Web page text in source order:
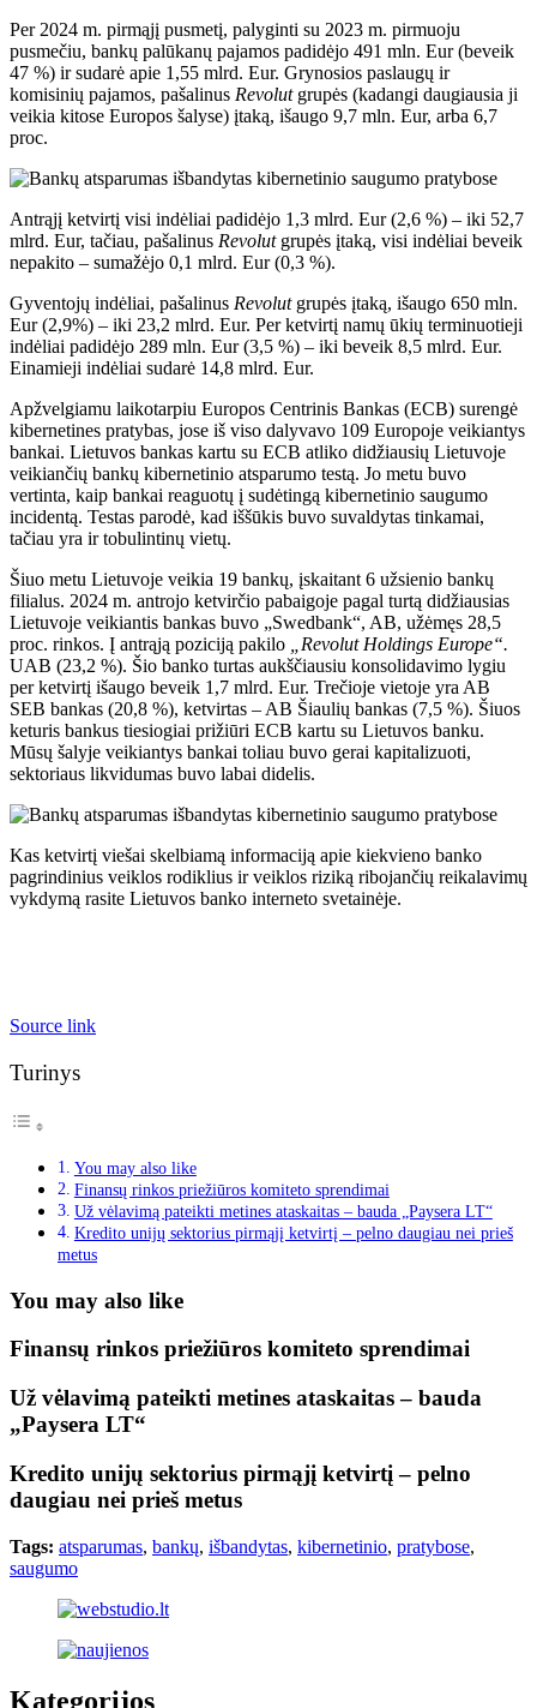
Per 2024 m. pirmąjį pusmetį, palyginti su 2023 m. pirmuoju
pusmečiu, bankų palūkanų pajamos padidėjo 491 mln. Eur (beveik
47 %) ir sudarė apie 1,55 mlrd. Eur. Grynosios paslaugų ir
komisinių pajamos, pašalinus Revolut grupės (kadangi daugiausia ji
veikia kitose Europos šalyse) įtaką, išaugo 9,7 mln. Eur, arba 6,7
proc.
Antrąjį ketvirtį visi indėliai padidėjo 1,3 mlrd. Eur (2,6 %) – iki 52,7
mlrd. Eur, tačiau, pašalinus Revolutgrupės įtaką, visi indėliai beveik
nepakito – sumažėjo 0,1 mlrd. Eur (0,3 %).
Gyventojų indėliai, pašalinus Revolut grupės įtaką, išaugo 650 mln.
Eur (2,9%) – iki 23,2 mlrd. Eur. Per ketvirtį namų ūkių terminuotieji
indėliai padidėjo 289 mln. Eur (3,5 %) – iki beveik 8,5 mlrd. Eur.
Einamieji indėliai sudarė 14,8 mlrd. Eur.
Apžvelgiamu laikotarpiu Europos Centrinis Bankas (ECB) surengė
kibernetines pratybas, jose iš viso dalyvavo 109 Europoje veikiantys
bankai. Lietuvos bankas kartu su ECB atliko didžiausių Lietuvoje
veikiančių bankų kibernetinio atsparumo testą. Jo metu buvo
vertinta, kaip bankai reaguotų į sudėtingą kibernetinio saugumo
incidentą. Testas parodė, kad iššūkis buvo suvaldytas tinkamai,
tačiau yra ir tobulintinų vietų.
Šiuo metu Lietuvoje veikia 19 bankų, įskaitant 6 užsienio bankų
filialus. 2024 m. antrojo ketvirčio pabaigoje pagal turtą didžiausias
Lietuvoje veikiantis bankas buvo „Swedbank“, AB, užėmęs 28,5
proc. rinkos. Į antrąją poziciją pakilo
„Revolut Holdings Europe“.
UAB (23,2 %). Šio banko turtas aukščiausiu konsolidavimo lygiu
per ketvirtį išaugo beveik 1,7 mlrd. Eur. Trečioje vietoje yra AB
SEB bankas (20,8 %), ketvirtas – AB Šiaulių bankas (7,5 %). Šiuos
keturis bankus tiesiogiai prižiūri ECB kartu su Lietuvos banku.
Mūsų šalyje veikiantys bankai toliau buvo gerai kapitalizuoti,
sektoriaus likvidumas buvo labai didelis.
Kas ketvirtį viešai skelbiamą informaciją apie kiekvieno banko
pagrindinius veiklos rodiklius ir veiklos riziką ribojančių reikalavimų
vykdymą rasite Lietuvos banko interneto svetainėje.
Source link
Turinys
You may also like
Finansų rinkos priežiūros komiteto sprendimai
Už vėlavimą pateikti metines ataskaitas – bauda „Paysera LT“
Kredito unijų sektorius pirmąjį ketvirtį – pelno daugiau nei prieš
metus
You may also like
Finansų rinkos priežiūros komiteto sprendimai
Už vėlavimą pateikti metines ataskaitas – bauda
„Paysera LT“
Kredito unijų sektorius pirmąjį ketvirtį – pelno
daugiau nei prieš metus
Tags: atsparumas, bankų, išbandytas, kibernetinio, pratybose,
saugumo
Kategorijos